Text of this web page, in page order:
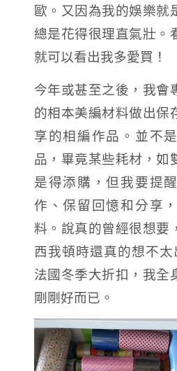
歐。又因為我的娛樂就
總是花得很理直氣壯。
就可以看出我多愛買！
今年或甚至之後，我會
的相本美編材料做出保
享的相編作品。並不
品，畢竟某些耗材，如
是得添購，但我要提
作、保留回憶和分享
料。說真的曾經很想要
西我頓時還真的想不
法國冬季大折扣，我全
剛剛好而已。